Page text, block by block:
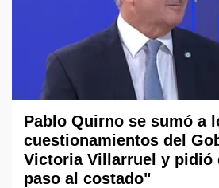
Pablo Quirno se sumó a
cuestionamientos del
Victoria Villarruel y pidió
paso al costado"